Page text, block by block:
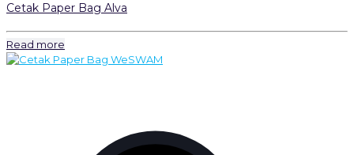
Cetak Paper Bag Alva
Read more